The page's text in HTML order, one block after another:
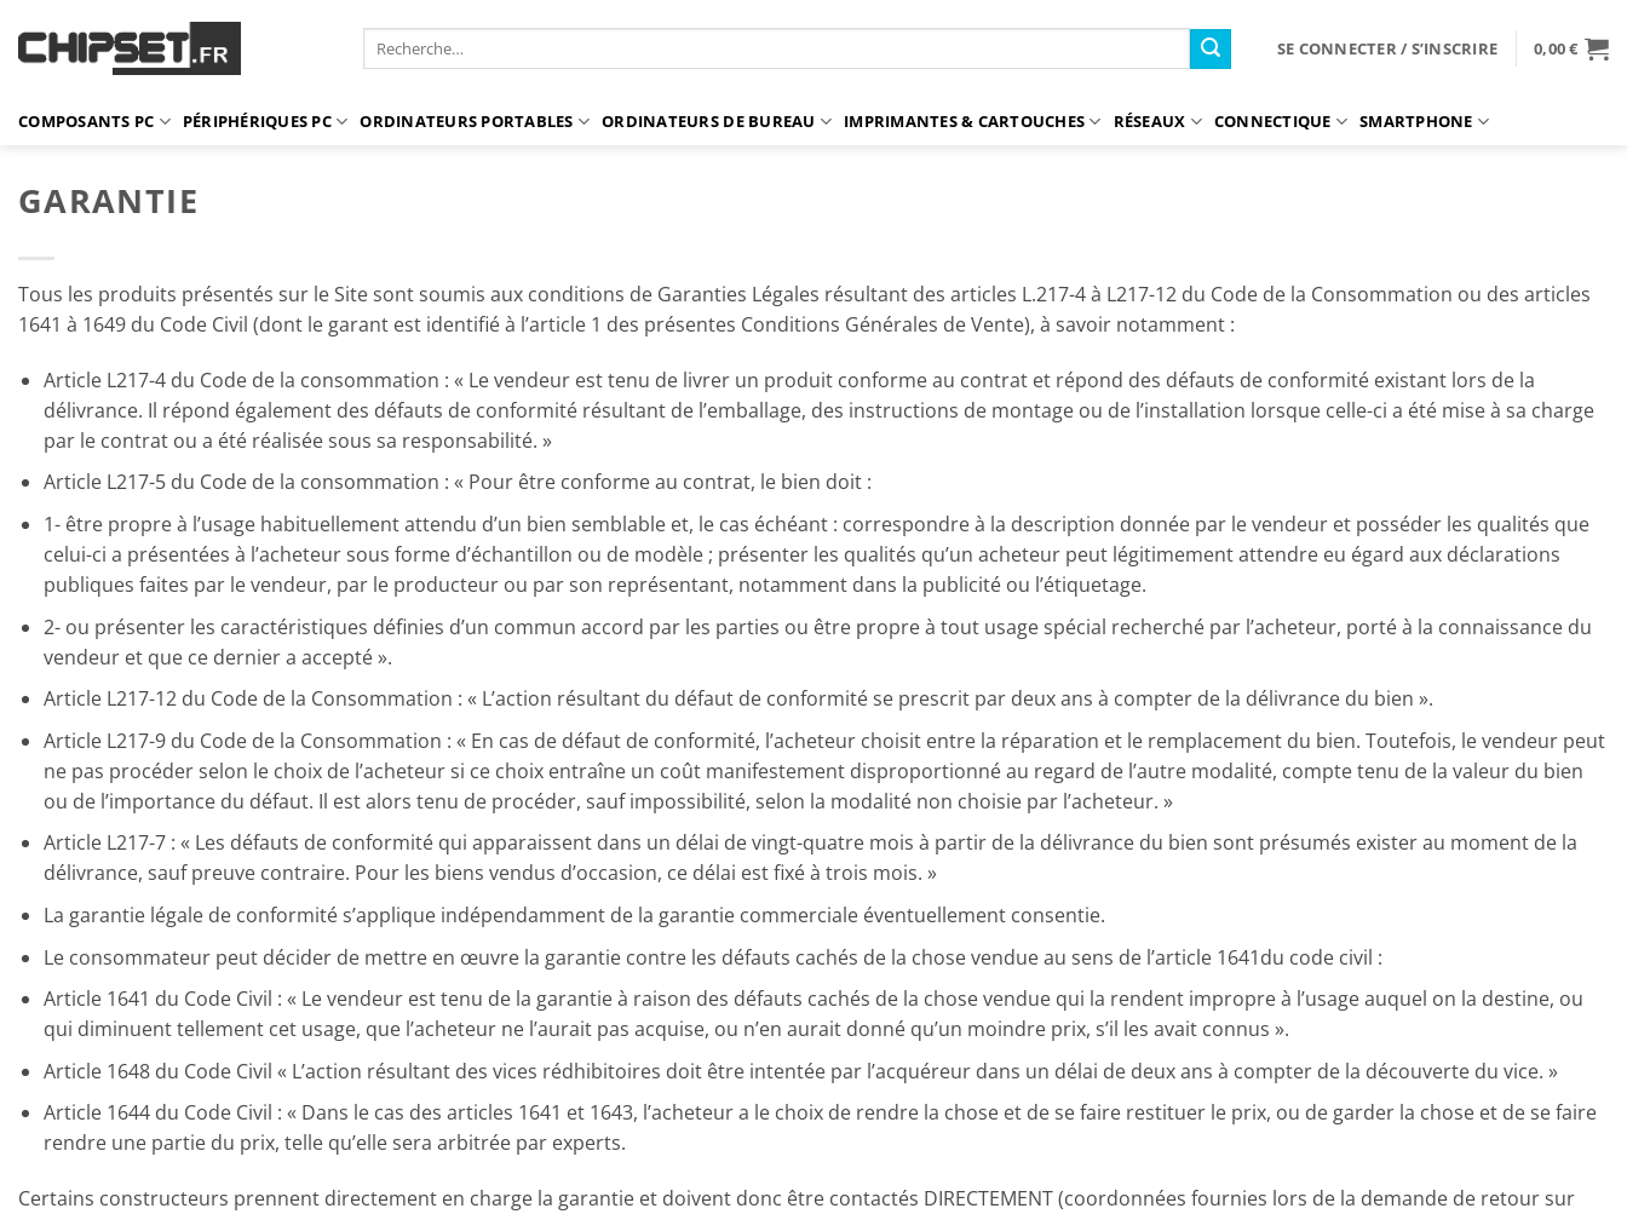
au
Recherche
SE CONNECTER / S’INSCRIRE 0,00€
COMPOSANTS PC PÉRIPHÉRIQUES PC ORDINATEURS PORTABLES ORDINATEURS DE BUREAU IMPRIMANTES & CARTOUCHES RÉSEAUX CONNECTIQUE SMARTPHONE
GARANTIE
Tous les produits présentés sur le Site sont soumis aux conditions de Garanties Légales résultant des articles L.217-4 à L217-12 du Code de la Consommation ou des articles
1641 à 1649 du Code Civil (dont le garant est identifié à l’article 1 des présentes Conditions Générales de Vente), à savoir notamment :
Article L217-4 du Code de la consommation : « Le vendeur est tenu de livrer un produit conforme au contrat et répond des défauts de conformité existant lors de la
délivrance. Il répond également des défauts de conformité résultant de l’emballage, des instructions de montage ou de l’installation lorsque celle-ci a été mise à sa charge
par le contrat ou a été réalisée sous sa responsabilité. »
Article L217-5 du Code de la consommation : « Pour être conforme au contrat, le bien doit :
1- être propre à l’usage habituellement attendu d’un bien semblable et, le cas échéant : correspondre à la description donnée par le vendeur et posséder les qualités que
celui-ci a présentées à l’acheteur sous forme d’échantillon ou de modèle ; présenter les qualités qu’un acheteur peut légitimement attendre eu égard aux déclarations
publiques faites par le vendeur, par le producteur ou par son représentant, notamment dans la publicité ou l’étiquetage.
2- ou présenter les caractéristiques définies d’un commun accord par les parties ou être propre à tout usage spécial recherché par l’acheteur, porté à la connaissance du
vendeur et que ce dernier a accepté ».
Article L217-12 du Code de la Consommation : « L’action résultant du défaut de conformité se prescrit par deux ans à compter de la délivrance du bien ».
Article L217-9 du Code de la Consommation : « En cas de défaut de conformité, l’acheteur choisit entre la réparation et le remplacement du bien. Toutefois, le vendeur peut
ne pas procéder selon le choix de l’acheteur si ce choix entraîne un coût manifestement disproportionné au regard de l’autre modalité, compte tenu de la valeur du bien
ou de l’importance du défaut. Il est alors tenu de procéder, sauf impossibilité, selon la modalité non choisie par l’acheteur. »
Article L217-7 : « Les défauts de conformité qui apparaissent dans un délai de vingt-quatre mois à partir de la délivrance du bien sont présumés exister au moment de la
délivrance, sauf preuve contraire. Pour les biens vendus d’occasion, ce délai est fixé à trois mois. »
La garantie légale de conformité s’applique indépendamment de la garantie commerciale éventuellement consentie.
Le consommateur peut décider de mettre en œuvre la garantie contre les défauts cachés de la chose vendue au sens de l’article 1641du code civil :
Article 1641 du Code Civil : « Le vendeur est tenu de la garantie à raison des défauts cachés de la chose vendue qui la rendent impropre à l’usage auquel on la destine, ou
qui diminuent tellement cet usage, que l’acheteur ne l’aurait pas acquise, ou n’en aurait donné qu’un moindre prix, s’il les avait connus ».
Article 1648 du Code Civil « L’action résultant des vices rédhibitoires doit être intentée par l’acquéreur dans un délai de deux ans à compter de la découverte du vice. »
Article 1644 du Code Civil : « Dans le cas des articles 1641 et 1643, l’acheteur a le choix de rendre la chose et de se faire restituer le prix, ou de garder la chose et de se faire
rendre une partie du prix, telle qu’elle sera arbitrée par experts.
Certains constructeurs prennent directement en charge la garantie et doivent donc être contactés DIRECTEMENT (coordonnées fournies lors de la demande de retour sur